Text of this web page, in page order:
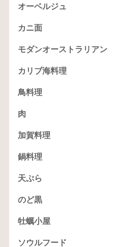
オーベルジュ
カニ面
モダンオーストラリアン
カリブ海料理
鳥料理
肉
加賀料理
鍋料理
天ぷら
のど黒
牡蠣小屋
ソウルフード